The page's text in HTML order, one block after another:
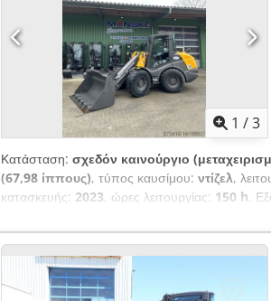
1 /3
Κατάσταση: σχεδόν καινούργιο
(67,98 ίππους), τύπος καυσίμου: ντίζελ,
κατασκευής: 2023, ώρες λειτουργίας: 150 h,
συλλεκτική μονάδα, πιρούνια παλετών,
κινητήρα V, 20. χλμ/έκδοση, Βοηθητικό
1ο πρόσθετο κύκλωμα, Κάθισμα άνεσης
κάλυμμα, Πίσω φώτα εργασίας,
Στάνταρ κάδος με συγκολλημένο άκρο κοπής